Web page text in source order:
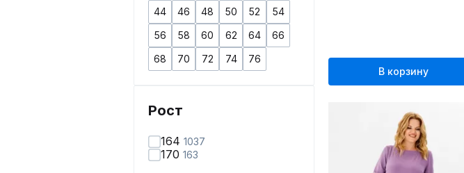
44 46 48 50 52
54
56
58 60 62 64
66
68
70 72 74 76
Рост
164 1037
170 163
В корзину